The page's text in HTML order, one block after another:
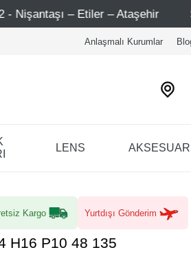
Şimdi Üye ol ! 5000 TL
Anlaşmalı Kurumlar
LENS AKSESUAR
Kargo Yurtdışı Gönderim
H16 P10 48 135